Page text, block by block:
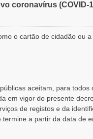
coronavírus (COVID-
o cartão de cidadão ou
aceitam, para
em vigor do presente
de registos e da
a partir da data de